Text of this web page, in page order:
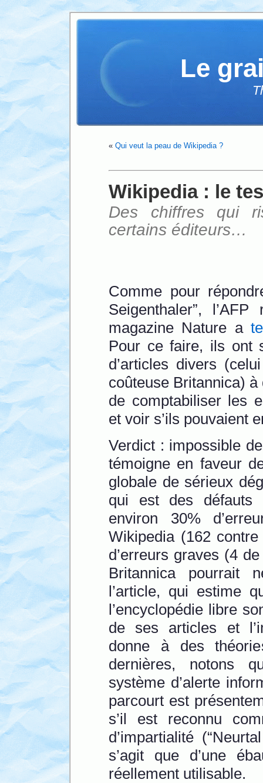
Le
« Qui veut la peau de Wikipedia ?
Wikipedia : le
Des chiffres qui
certains éditeurs…
Comme pour
Seigenthaler”,
magazine Nature a
Pour ce faire, ils ont
d’articles divers
coûteuse Britannica)
de comptabiliser les
et voir s’ils pouvaient
Verdict : impossible
témoigne en faveur
globale de sérieux
qui est des défauts
environ 30%
Wikipedia (162
d’erreurs graves (4
Britannica pourrait
l’article, qui estime
l’encyclopédie libre
de ses articles et
donne à des
dernières, notons
système d’alerte
parcourt est
s’il est reconnu
d’impartialité
s’agit que d’une
réellement utilisable.